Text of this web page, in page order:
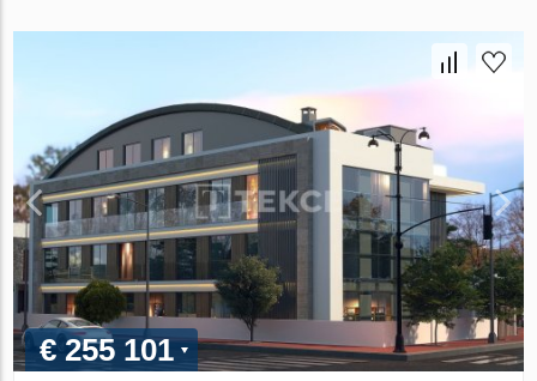
€ 255 101